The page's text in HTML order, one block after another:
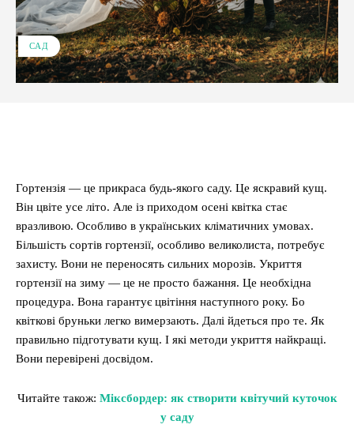
САД
Гортензія — це прикраса будь-якого саду. Це яскравий кущ.
Він цвіте усе літо. Але із приходом осені квітка стає
вразливою. Особливо в українських кліматичних умовах.
Більшість сортів гортензії, особливо великолиста, потребує
захисту. Вони не переносять сильних морозів. Укриття
гортензії на зиму — це не просто бажання. Це необхідна
процедура. Вона гарантує цвітіння наступного року. Бо
квіткові бруньки легко вимерзають. Далі йдеться про те. Як
правильно підготувати кущ. І які методи укриття найкращі.
Вони перевірені досвідом.
Читайте також: Міксбордер: як створити квітучий куточок
у саду